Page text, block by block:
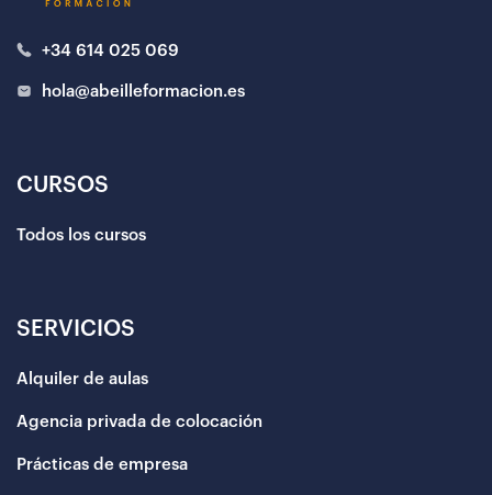
+34 614 025 069
hola@abeilleformacion.es
CURSOS
Todos los cursos
SERVICIOS
Alquiler de aulas
Agencia privada de colocación
Prácticas de empresa